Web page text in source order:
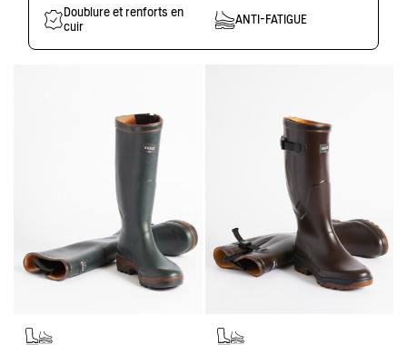
Doublure et renforts en
cuir
ANTI-FATIGUE